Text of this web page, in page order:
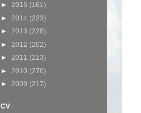
► 2015 (161)
► 2014 (223)
► 2013 (228)
► 2012 (202)
► 2011 (213)
► 2010 (270)
► 2009 (217)
CV